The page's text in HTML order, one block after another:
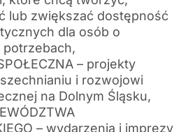
lub zwiększać dostępność
dla osób o
– projekty
i rozwojowi
na Dolnym Śląsku,
– wydarzenia i imprezy